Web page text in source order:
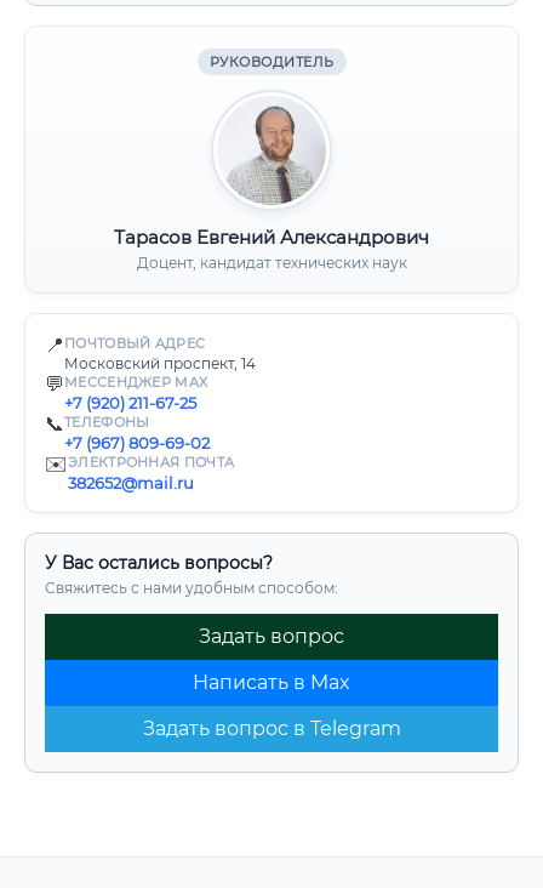
РУКОВОДИТЕЛЬ
Тарасов Евгений Александрович
Доцент, кандидат технических наук
📍 ПОЧТОВЫЙ АДРЕС
Московский проспект, 14
💬 МЕССЕНДЖЕР MAX
+7 (920) 211-67-25
📞ТЕЛЕФОНЫ
+7 (967) 809-69-02
✉️ЭЛЕКТРОННАЯ ПОЧТА
382652@mail.ru
У Вас остались вопросы?
Свяжитесь с нами удобным способом:
Задать вопрос
Написать в Max
Задать вопрос в Telegram